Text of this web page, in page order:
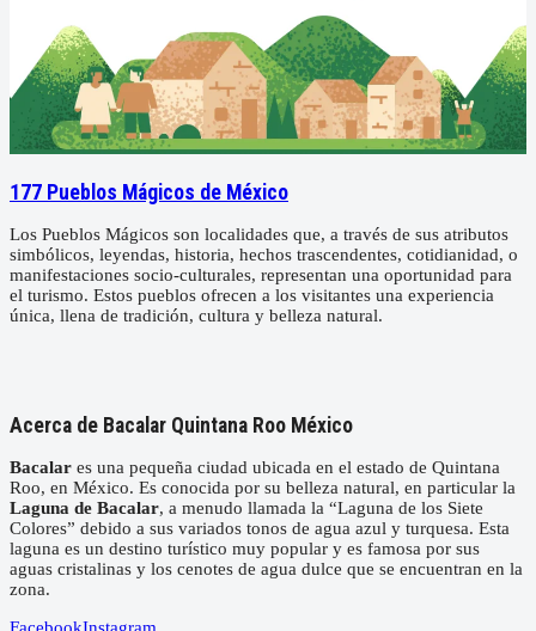
177 Pueblos Mágicos de México
Los Pueblos Mágicos son localidades que, a través de sus atributos
simbólicos, leyendas, historia, hechos trascendentes, cotidianidad, o
manifestaciones socio-culturales, representan una oportunidad para
el turismo. Estos pueblos ofrecen a los visitantes una experiencia
única, llena de tradición, cultura y belleza natural.
Acerca de Bacalar Quintana Roo México
Bacalar es una pequeña ciudad ubicada en el estado de Quintana
Roo, en México. Es conocida por su belleza natural, en particular la
Laguna de Bacalar, a menudo llamada la “Laguna de los Siete
Colores” debido a sus variados tonos de agua azul y turquesa. Esta
laguna es un destino turístico muy popular y es famosa por sus
aguas cristalinas y los cenotes de agua dulce que se encuentran en la
zona.